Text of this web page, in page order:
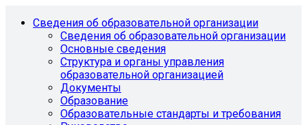
Сведения об образовательной организации
Сведения об образовательной организации
Основные сведения
Структура и органы управления
образовательной организацией
Документы
Образование
Образовательные стандарты и требования